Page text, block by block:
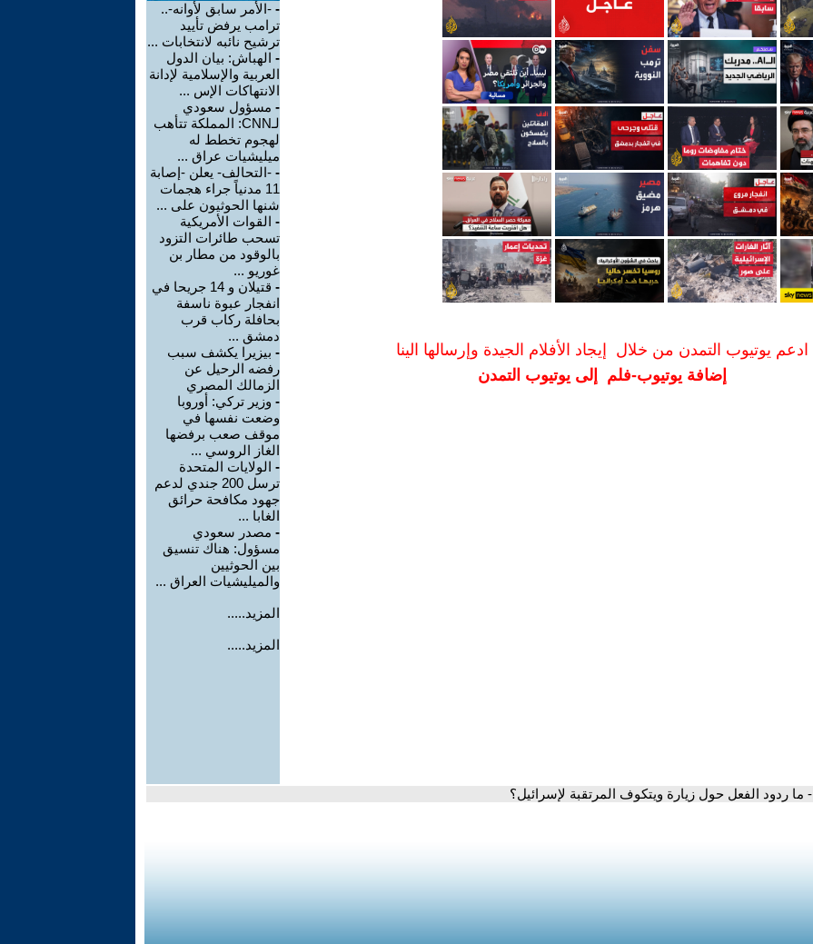
ادعم يوتيوب التمدن من خلال إيجاد الأفلام الجيدة وإرسالها الينا
إضافة يوتيوب-فلم إلى يوتيوب التمدن
- -الأمر سابق لأوانه-..
ترامب يرفض تأييد
ترشيح نائبه لانتخابات ...
- الهباش: بيان الدول
العربية والإسلامية لإدانة
الانتهاكات الإس ...
- مسؤول سعودي
لـCNN: المملكة تتأهب
لهجوم تخطط له
ميليشيات عراق ...
- -التحالف- يعلن -إصابة
11 مدنياً جراء هجمات
شنها الحوثيون على ...
- القوات الأمريكية
تسحب طائرات التزود
بالوقود من مطار بن
غوريو ...
-
قتيلان و 14 جريحا في
انفجار عبوة ناسفة
بحافلة ركاب قرب
دمشق ...
- بيزيرا يكشف سبب
رفضه الرحيل عن
الزمالك المصري
- وزير تركي: أوروبا
وضعت نفسها في
موقف صعب برفضها
الغاز الروسي ...
- الولايات المتحدة
ترسل 200 جندي لدعم
جهود مكافحة حرائق
الغابا ...
- مصدر سعودي
مسؤول: هناك تنسيق
بين الحوثيين
والميليشيات العراق ...
المزيد.....
المزيد.....
- ما ردود الفعل حول زيارة ويتكوف المرتقبة لإسرائيل؟